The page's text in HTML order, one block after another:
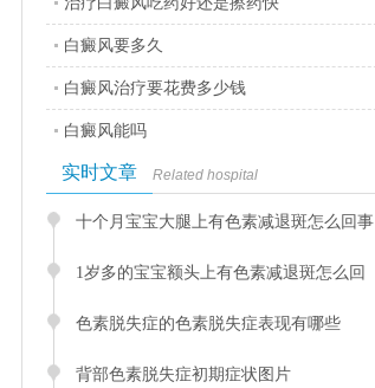
白癜风要多久
白癜风治疗要花费多少钱
白癜风能吗
实时文章 Related hospital
十个月宝宝大腿上有色素减退斑怎么回事
1岁多的宝宝额头上有色素减退斑怎么回
色素脱失症的色素脱失症表现有哪些
背部色素脱失症初期症状图片